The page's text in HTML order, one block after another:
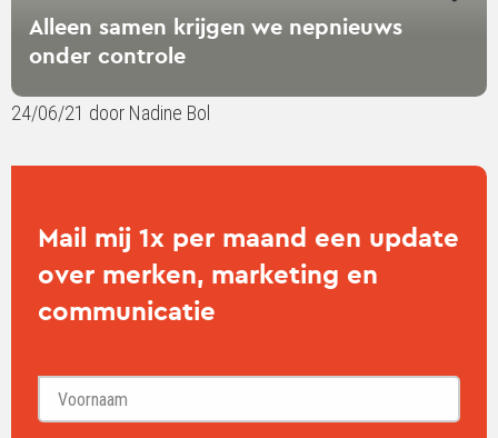
Alleen samen krijgen we nepnieuws
onder controle
24/06/21 door Nadine Bol
Mail mij 1x per maand een update
over merken, marketing en
communicatie